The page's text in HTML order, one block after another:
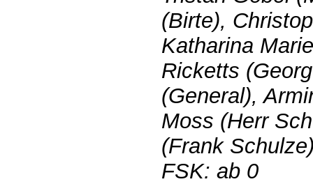
(Birte),
Katharina
Ricketts
(General),
Moss (Herr
(Frank
FSK: ab 0